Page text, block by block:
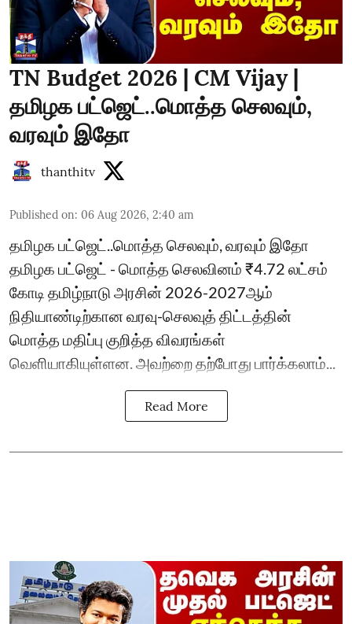
TN Budget 2026 | CM Vijay |
தமிழக பட்ஜெட்..மொத்த செலவும்,
வரவும் இதோ
thanthitv
Published on: 06 Aug 2026, 2:40 am
தமிழக பட்ஜெட்..மொத்த செலவும், வரவும் இதோ
தமிழக பட்ஜெட் - மொத்த செலவினம் ₹4.72 லட்சம்
கோடி தமிழ்நாடு அரசின் 2026-2027ஆம்
நிதியாண்டிற்கான வரவு-செலவுத் திட்டத்தின்
மொத்த மதிப்பு குறித்த விவரங்கள்
வெளியாகியுள்ளன. அவற்றை தற்போது பார்க்கலாம்...
Read More